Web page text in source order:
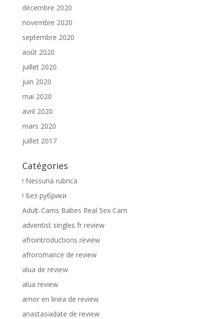
décembre 2020
novembre 2020
septembre 2020
août 2020
juillet 2020
juin 2020
mai 2020
avril 2020
mars 2020
juillet 2017
Catégories
! Nessuna rubrica
! Без рубрики
Adult-Cams Babes Real Sex Cam
adventist singles fr review
afrointroductions review
afroromance de review
alua de review
alua review
amor en linea de review
anastasiadate de review